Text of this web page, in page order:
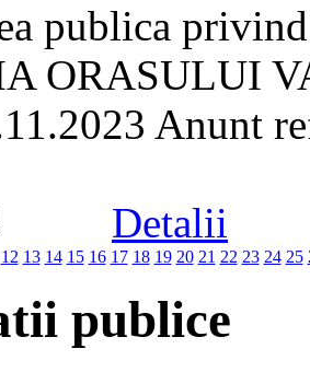
publica
ORASULUI
Anunt
Detalii
12 13 14 15 16 17 18 19 20 21 22 23 24 25
publice